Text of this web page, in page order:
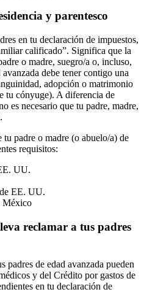
y parentesco
en tu declaración de impuestos,
calificado”. Significa que la
o madre, suegro/a o, incluso,
debe tener contigo una
adopción o matrimonio
tu cónyuge). A diferencia de
es necesario que tu padre, madre,
padre o madre (o abuelo/a) de
requisitos:
UU.
EE. UU.
México
reclamar a tus padres
padres de edad avanzada pueden
y del Crédito por gastos de
en tu declaración de